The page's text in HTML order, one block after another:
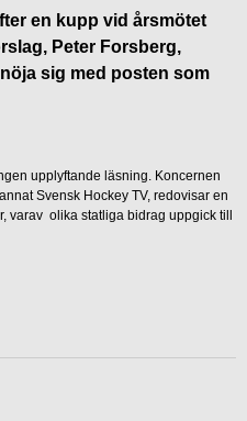
en kupp vid årsmötet
Peter Forsberg,
sig med posten som
upplyftande läsning. Koncernen
Svensk Hockey TV, redovisar en
varav olika statliga bidrag uppgick till